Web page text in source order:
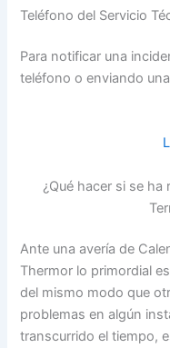
Teléfono del Servicio
Para notificar una
teléfono o enviando
¿Qué hacer si se
Ante una avería de
Thermor lo primordial
del mismo modo que
problemas en algún
transcurrido el tiempo,